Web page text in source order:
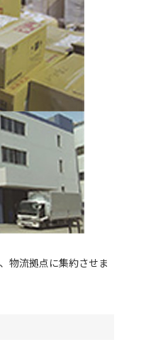
物流拠点に集約させま